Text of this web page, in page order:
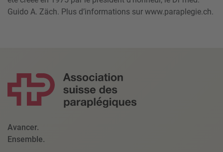
Guido A. Zäch. Plus d’informations sur www.paraplegie.ch.
Avancer.
Ensemble.